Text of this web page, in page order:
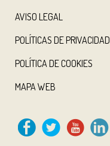
AVISO LEGAL
POLÍTICAS DE PRIVACIDAD
POLÍTICA DE COOKIES
MAPA WEB